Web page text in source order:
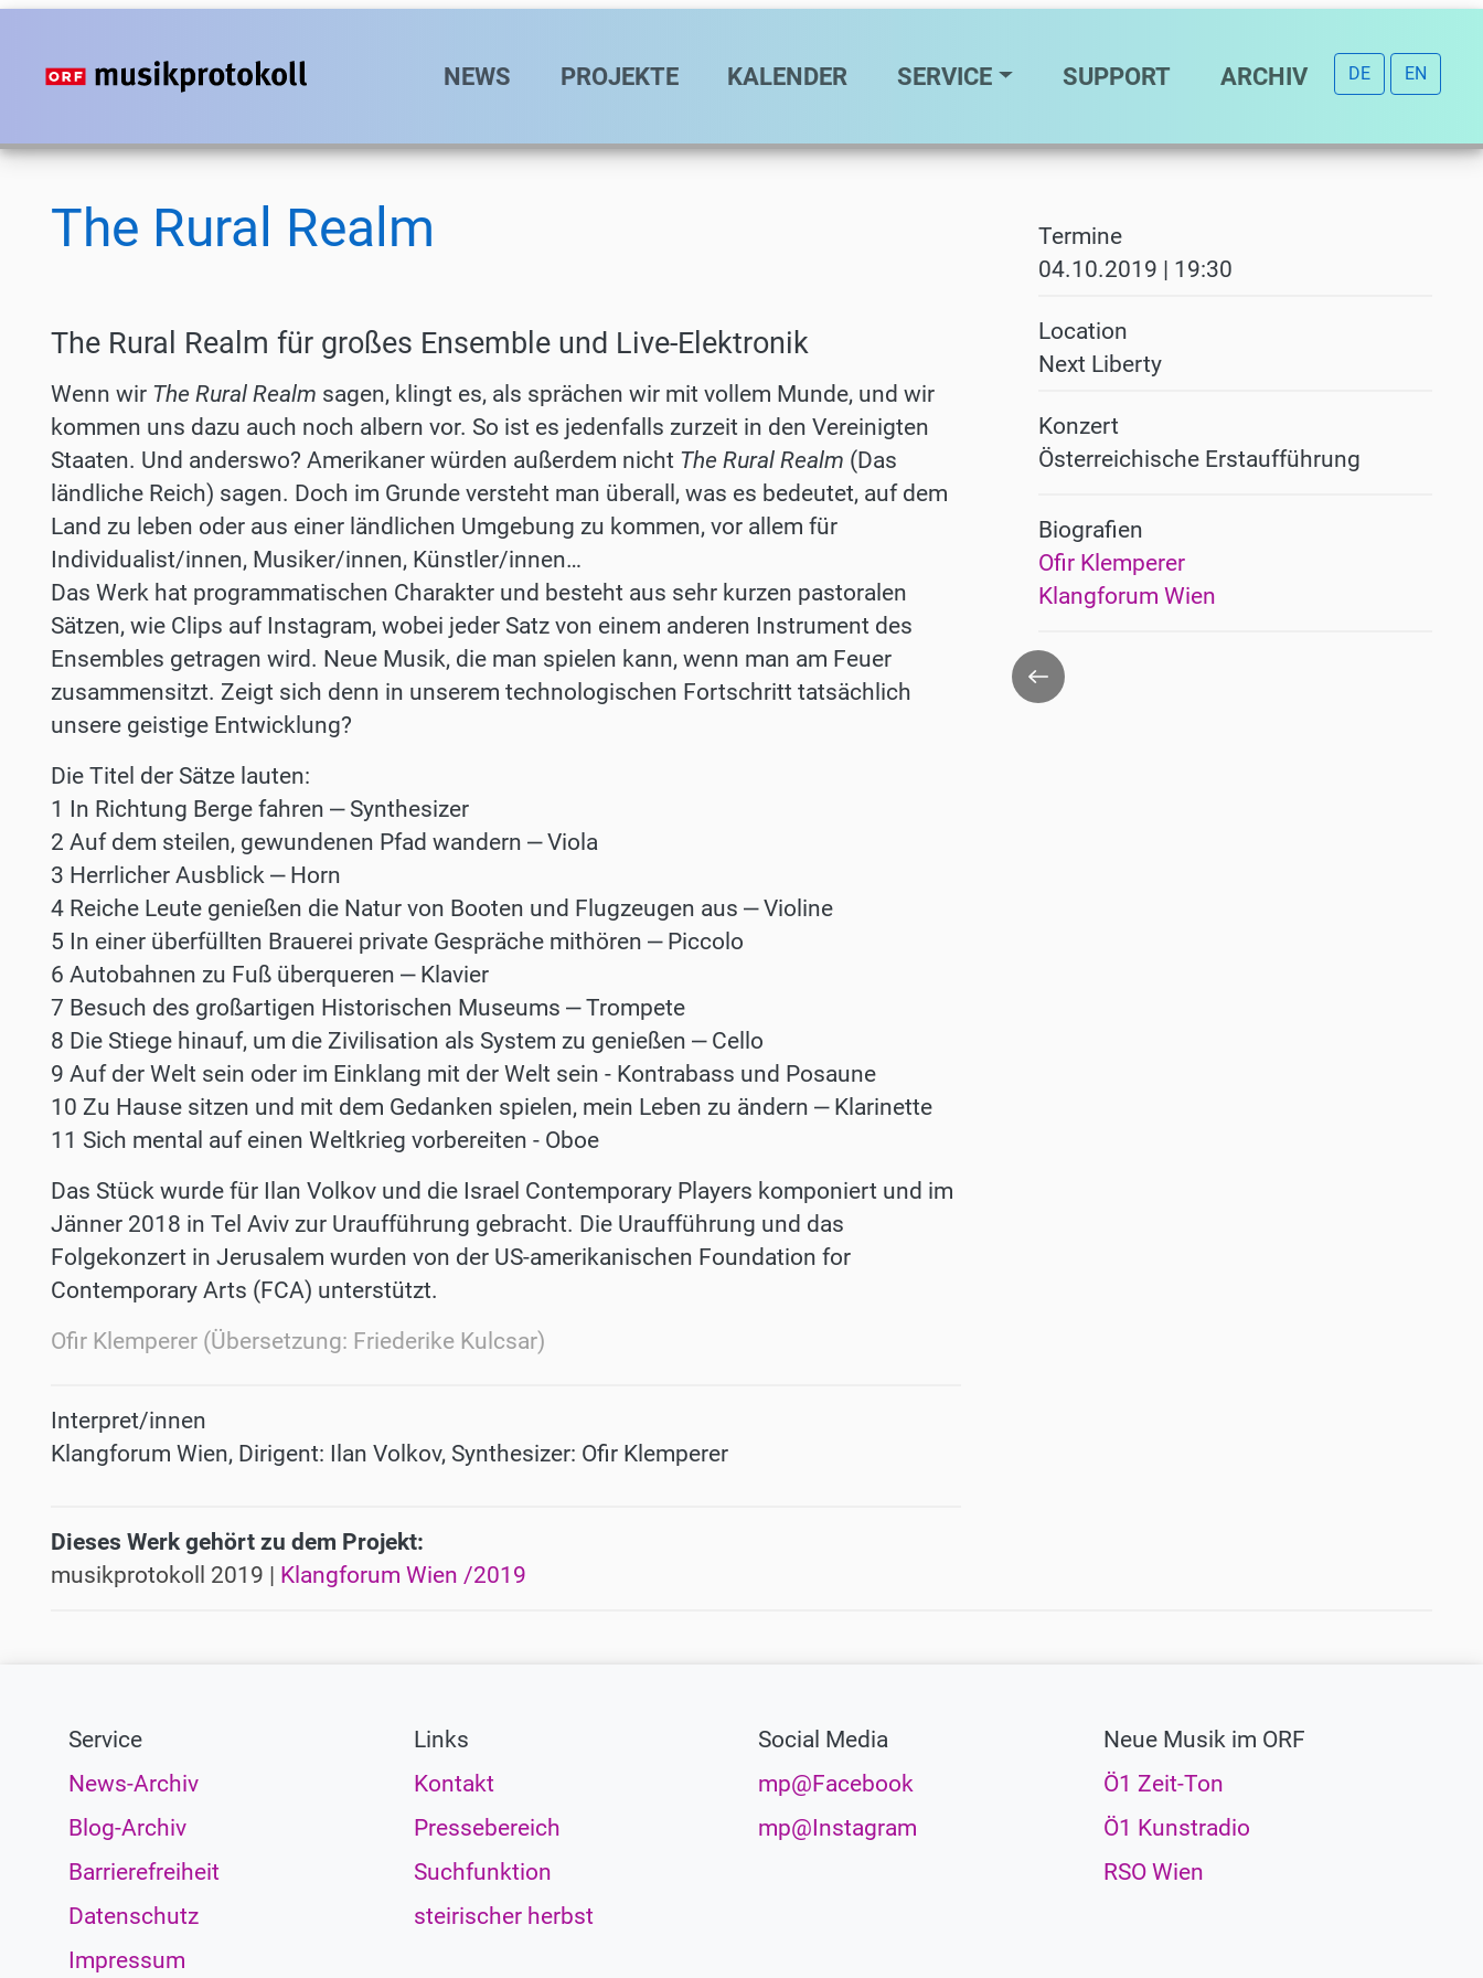
Direkt
Inhalt
Hauptnavigation
NEWS PROJEKTE KALENDER SERVICE SUPPORT ARCHIV DE EN
The Rural Realm
The Rural Realm für großes Ensemble und Live-Elektronik
Wenn wir The Rural Realm sagen, klingt es, als sprächen wir mit vollem Munde, und wir
kommen uns dazu auch noch albern vor. So ist es jedenfalls zurzeit in den Vereinigten
Staaten. Und anderswo? Amerikaner würden außerdem nicht The Rural Realm (Das
ländliche Reich) sagen. Doch im Grunde versteht man überall, was es bedeutet, auf dem
Land zu leben oder aus einer ländlichen Umgebung zu kommen, vor allem für
Individualist/innen, Musiker/innen, Künstler/innen…
Das Werk hat programmatischen Charakter und besteht aus sehr kurzen pastoralen
Sätzen, wie Clips auf Instagram, wobei jeder Satz von einem anderen Instrument des
Ensembles getragen wird. Neue Musik, die man spielen kann, wenn man am Feuer
zusammensitzt. Zeigt sich denn in unserem technologischen Fortschritt tatsächlich
unsere geistige Entwicklung?
Die Titel der Sätze lauten:
1 In Richtung Berge fahren ‒ Synthesizer
2 Auf dem steilen, gewundenen Pfad wandern ‒ Viola
3 Herrlicher Ausblick ‒ Horn
4 Reiche Leute genießen die Natur von Booten und Flugzeugen aus ‒ Violine
5 In einer überfüllten Brauerei private Gespräche mithören ‒ Piccolo
6 Autobahnen zu Fuß überqueren ‒ Klavier
7 Besuch des großartigen Historischen Museums ‒ Trompete
8 Die Stiege hinauf, um die Zivilisation als System zu genießen ‒ Cello
9 Auf der Welt sein oder im Einklang mit der Welt sein - Kontrabass und Posaune
10 Zu Hause sitzen und mit dem Gedanken spielen, mein Leben zu ändern ‒ Klarinette
11 Sich mental auf einen Weltkrieg vorbereiten - Oboe
Das Stück wurde für Ilan Volkov und die Israel Contemporary Players komponiert und im
Jänner 2018 in Tel Aviv zur Uraufführung gebracht. Die Uraufführung und das
Folgekonzert in Jerusalem wurden von der US-amerikanischen Foundation for
Contemporary Arts (FCA) unterstützt.
Ofir Klemperer (Übersetzung: Friederike Kulcsar)
Interpret/innen
Klangforum Wien, Dirigent: Ilan Volkov, Synthesizer: Ofir Klemperer
Termine
04.10.2019 | 19:30
Location
Next Liberty
Konzert
Österreichische Erstaufführung
Biografien
Ofir Klemperer
Klangforum Wien
Zurück
Dieses Werk gehört zu dem Projekt:
musikprotokoll 2019 | Klangforum Wien /2019
Service
News-Archiv
Blog-Archiv
Barrierefreiheit
Datenschutz
Impressum
Links
Kontakt
Pressebereich
Suchfunktion
steirischer herbst
Social Media
mp@Facebook
mp@Instagram
Neue Musik im ORF
Ö1 Zeit-Ton
Ö1 Kunstradio
RSO Wien